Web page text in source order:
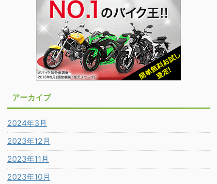
アーカイブ
2024年3月
2023年12月
2023年11月
2023年10月